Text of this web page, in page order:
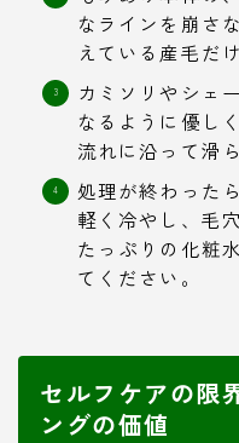
なラインを崩さ
えている産毛だ
カミソリやシェ
なるように優し
流れに沿って滑
処理が終わった
軽く冷やし、毛
たっぷりの化粧
てください。
セルフケアの限
ングの価値